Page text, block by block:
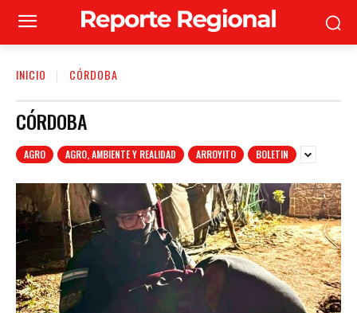
INICIO CÓRDOBA
CÓRDOBA
AGRO AGRO, AMBIENTE Y REALIDAD ARROYITO BOLETIN